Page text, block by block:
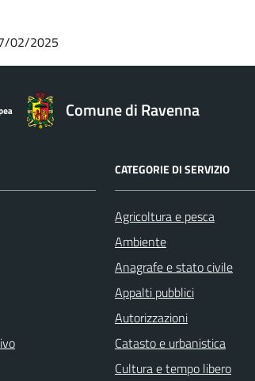
02/2025
Comune di Ravenna
CATEGORIE DI SERVIZIO
Agricoltura e pesca
Ambiente
Anagrafe e stato civile
Appalti pubblici
Autorizzazioni
Catasto e urbanistica
Cultura e tempo libero